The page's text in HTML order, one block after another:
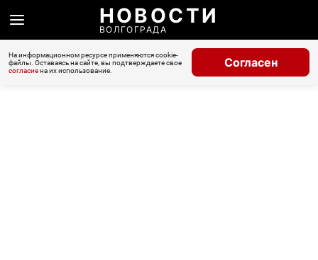
НОВОСТИ
ВОЛГОГРАДА
На информационном ресурсе применяются cookie-
файлы. Оставаясь на сайте, вы подтверждаете свое
согласиена их использование.
Согласен